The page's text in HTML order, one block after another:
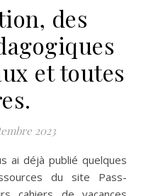
des
et toutes
2023
du site Pass-